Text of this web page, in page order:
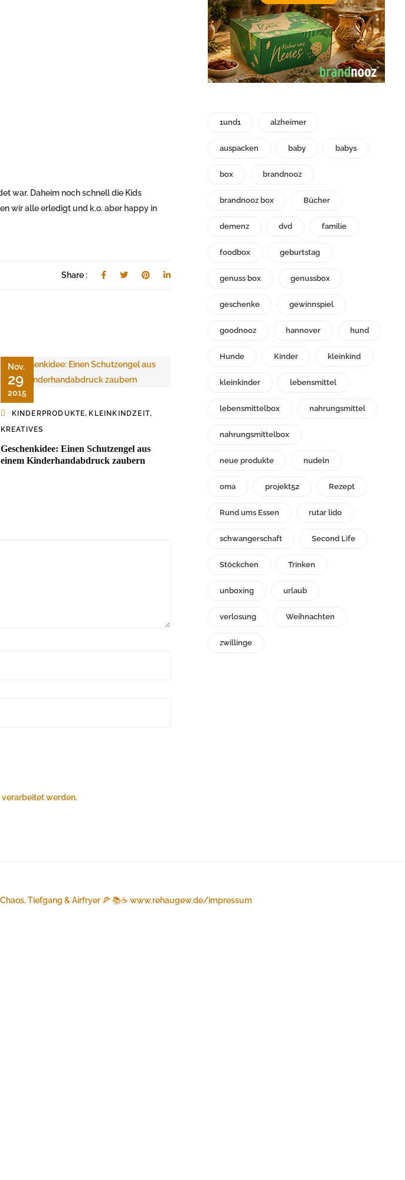
war. Daheim noch schnell die Kids
wir alle erledigt und k.o. aber happy in
Share :
Nov.
29
2015
KINDERPRODUKTE, KLEINKINDZEIT,
KREATIVES
Geschenkidee: Einen Schutzengel aus
einem Kinderhandabdruck zaubern
verarbeitet werden.
1und1 alzheimer
auspacken baby babys
box brandnooz
brandnooz box Bücher
demenz dvd familie
foodbox geburtstag
genuss box genussbox
geschenke gewinnspiel
goodnooz hannover hund
Hunde Kinder kleinkind
kleinkinder lebensmittel
lebensmittelbox nahrungsmittel
nahrungsmittelbox
neue produkte nudeln
oma projekt52 Rezept
Rund ums Essen rutar lido
schwangerschaft Second Life
Stöckchen Trinken
unboxing urlaub
verlosung Weihnachten
zwillinge
Tiefgang & Airfryer 🍕 📚☕️ www.rehaugew.de/impressum